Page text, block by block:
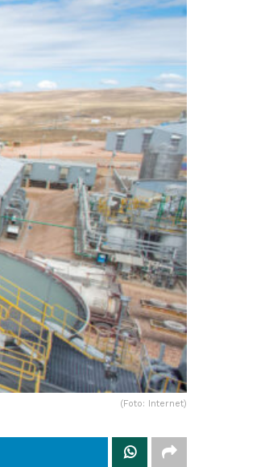
(Foto: Internet)